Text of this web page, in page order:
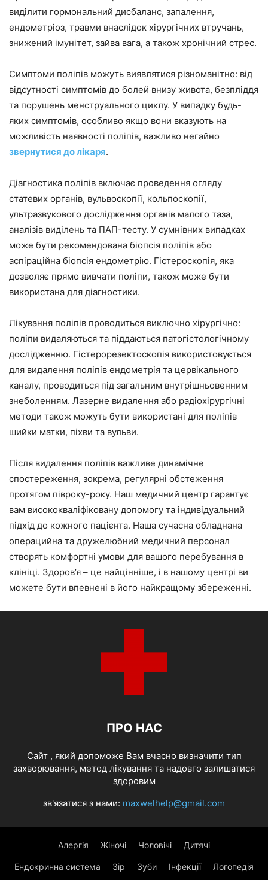
виділити гормональний дисбаланс, запалення,
ендометріоз, травми внаслідок хірургічних втручань,
знижений імунітет, зайва вага, а також хронічний стрес.
Симптоми поліпів можуть виявлятися різноманітно: від
відсутності симптомів до болей внизу живота, безпліддя
та порушень менструального циклу. У випадку будь-
яких симптомів, особливо якщо вони вказують на
можливість наявності поліпів, важливо негайно
звернутися до лікаря.
Діагностика поліпів включає проведення огляду
статевих органів, вульвоскопії, кольпоскопії,
ультразвукового дослідження органів малого таза,
аналізів виділень та ПАП-тесту. У сумнівних випадках
може бути рекомендована біопсія поліпів або
аспіраційна біопсія ендометрію. Гістероскопія, яка
дозволяє прямо вивчати поліпи, також може бути
використана для діагностики.
Лікування поліпів проводиться виключно хірургічно:
поліпи видаляються та піддаються патогістологічному
дослідженню. Гістерорезектоскопія використовується
для видалення поліпів ендометрія та цервікального
каналу, проводиться під загальним внутрішньовенним
знеболенням. Лазерне видалення або радіохірургічні
методи також можуть бути використані для поліпів
шийки матки, піхви та вульви.
Після видалення поліпів важливе динамічне
спостереження, зокрема, регулярні обстеження
протягом півроку-року. Наш медичний центр гарантує
вам висококваліфіковану допомогу та індивідуальний
підхід до кожного пацієнта. Наша сучасна обладнана
операцийна та дружелюбний медичний персонал
створять комфортні умови для вашого перебування в
клініці. Здоров’я – це найцінніше, і в нашому центрі ви
можете бути впевнені в його найкращому збереженні.
ПРО НАС
Cайт , який допоможе Вам вчасно визначити тип
захворювання, метод лікування та надовго залишатися
здоровим
зв'язатися з нами: maxwelhelp@gmail.com
Алергія Жіночі Чоловічі Дитячі
Ендокринна система Зір Зуби Інфекції Логопедія